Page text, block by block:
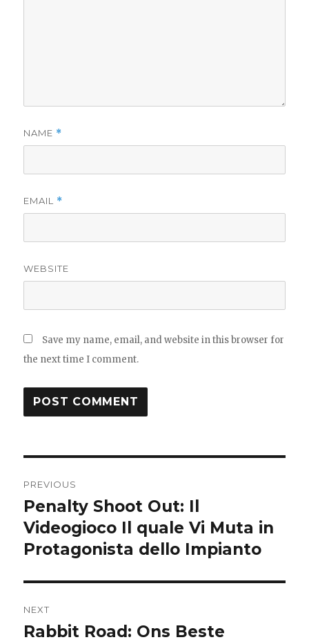
NAME *
EMAIL *
WEBSITE
Save my name, email, and website in this browser for
the next time I comment.
navigation
PREVIOUS
Previous
post:
Penalty Shoot Out: Il
Videogioco Il quale Vi Muta in
Protagonista dello Impianto
NEXT
Next
Rabbit Road: Ons Beste